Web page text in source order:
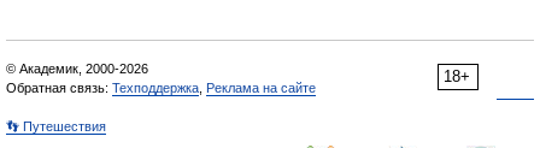
18+
© Академик, 2000-2026
Обратная связь: Техподдержка Реклама на сайте
👣 Путешествия